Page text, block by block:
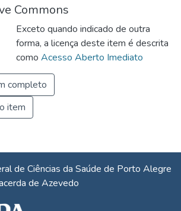
Commons
Exceto quando indicado de outra
forma, a licença deste item é descrita
como Acesso Aberto Imediato
completo
item
de Ciências da Saúde de Porto Alegre
de Azevedo